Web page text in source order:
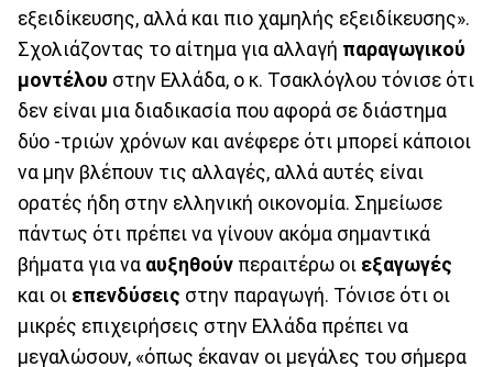
εξειδίκευσης, αλλά και πιο χαμηλής εξειδίκευσης».
Σχολιάζοντας το αίτημα για αλλαγή παραγωγικού
μοντέλου στην Ελλάδα, ο κ. Τσακλόγλου τόνισε ότι
δεν είναι μια διαδικασία που αφορά σε διάστημα
δύο -τριών χρόνων και ανέφερε ότι μπορεί κάποιοι
να μην βλέπουν τις αλλαγές, αλλά αυτές είναι
ορατές ήδη στην ελληνική οικονομία. Σημείωσε
πάντως ότι πρέπει να γίνουν ακόμα σημαντικά
βήματα για να αυξηθούν περαιτέρω οι εξαγωγές
και οι επενδύσεις στην παραγωγή. Τόνισε ότι οι
μικρές επιχειρήσεις στην Ελλάδα πρέπει να
μεγαλώσουν, «όπως έκαναν οι μεγάλες του σήμερα